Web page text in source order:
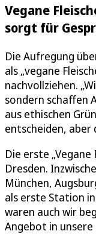
Vegane
sorgt für
Die Aufregung
als „vegane
nachvollziehen.
sondern schaffen
aus ethischen
entscheiden, aber
Die erste
Dresden.
München,
als erste Station
waren auch wir
Angebot in